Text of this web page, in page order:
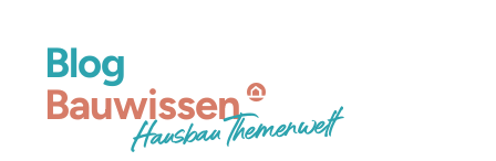
Blog
Bauwissen
Hausbau Themenwelt